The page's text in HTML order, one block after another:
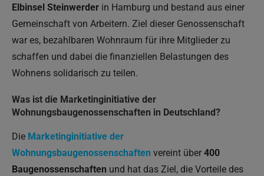
Elbinsel Steinwerder in Hamburg und bestand aus einer
Gemeinschaft von Arbeitern. Ziel dieser Genossenschaft
war es, bezahlbaren Wohnraum für ihre Mitglieder zu
schaffen und dabei die finanziellen Belastungen des
Wohnens solidarisch zu teilen.
Was ist die Marketinginitiative der
Wohnungsbaugenossenschaften in Deutschland?
Die Marketinginitiative der
Wohnungsbaugenossenschaften vereint über 400
Baugenossenschaften und hat das Ziel, die Vorteile des